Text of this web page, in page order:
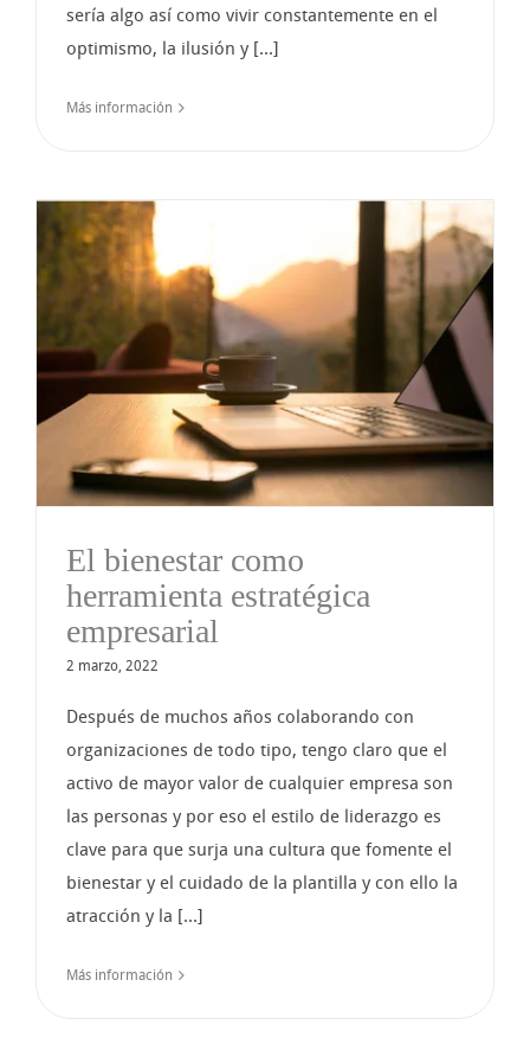
sería algo así como vivir constantemente en el
optimismo, la ilusión y [...]
Más información
El bienestar como
herramienta estratégica
empresarial
2 marzo, 2022
Después de muchos años colaborando con
organizaciones de todo tipo, tengo claro que el
activo de mayor valor de cualquier empresa son
las personas y por eso el estilo de liderazgo es
clave para que surja una cultura que fomente el
bienestar y el cuidado de la plantilla y con ello la
atracción y la [...]
Más información